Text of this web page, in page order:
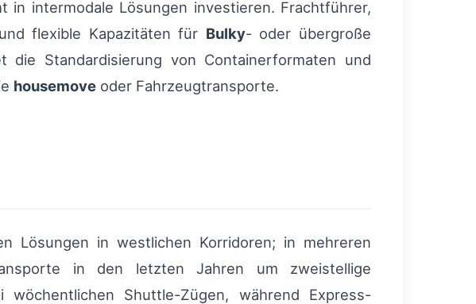
intermodale Lösungen investieren. Frachtführer,
flexible Kapazitäten für Bulky- oder übergroße
die Standardisierung von Containerformaten und
housemove oder Fahrzeugtransporte.
Lösungen in westlichen Korridoren; in mehreren
in den letzten Jahren um zweistellige
Shuttle-Zügen, während Express-